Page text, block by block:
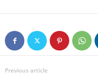
Previous article